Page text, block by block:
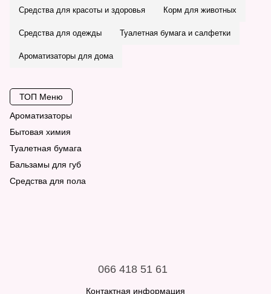
Средства для красоты и здоровья Корм для животных
Средства для одежды Туалетная бумага и салфетки
Ароматизаторы для дома
ТОП Меню
Ароматизаторы
Бытовая химия
Туалетная бумага
Бальзамы для губ
Средства для пола
066 418 51 61
Контактная информация